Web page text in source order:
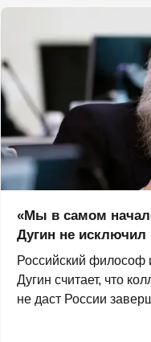
«Мы в самом
Дугин не исключил
Российский философ
Дугин считает, что
не даст России